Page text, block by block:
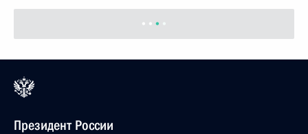
Президент России